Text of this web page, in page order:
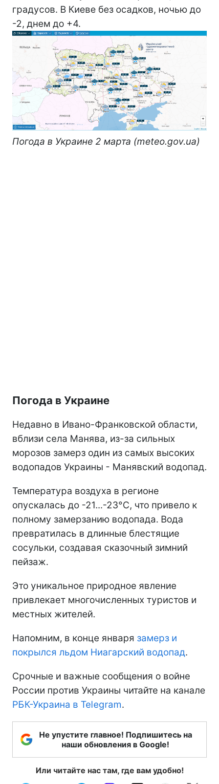
градусов. В Киеве без осадков, ночью до
-2, днем до +4.
Погода в Украине 2 марта (meteo.gov.ua)
Погода в Украине
Недавно в Ивано-Франковской области,
вблизи села Манява, из-за сильных
морозов замерз один из самых высоких
водопадов Украины - Манявский водопад.
Температура воздуха в регионе
опускалась до -21...-23°C, что привело к
полному замерзанию водопада. Вода
превратилась в длинные блестящие
сосульки, создавая сказочный зимний
пейзаж.
Это уникальное природное явление
привлекает многочисленных туристов и
местных жителей.
Напомним, в конце января замерз и
покрылся льдом Ниагарский водопад.
Срочные и важные сообщения о войне
России против Украины читайте на канале
РБК-Украина в Telegram.
Не упустите главное! Подпишитесь на
наши обновления в Google!
Или читайте нас там, где вам удобно!